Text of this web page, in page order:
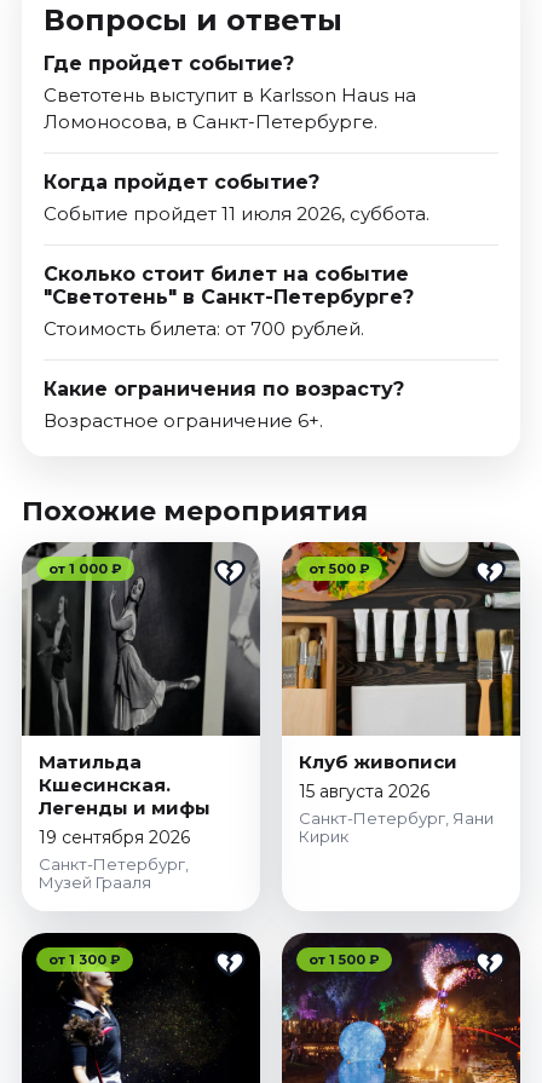
Вопросы и ответы
Где пройдет событие?
Светотень выступит в Karlsson Haus на
Ломоносова, в Санкт-Петербурге.
Когда пройдет событие?
Событие пройдет 11 июля 2026, суббота.
Сколько стоит билет на событие
"Светотень" в Санкт-Петербурге?
Стоимость билета: от 700 рублей.
Какие ограничения по возрасту?
Возрастное ограничение 6+.
Похожие мероприятия
от 1 000 ₽
Матильда
Кшесинская.
Легенды и мифы
19 сентября 2026
Санкт-Петербург,
Музей Грааля
от 500 ₽
Клуб живописи
15 августа 2026
Санкт-Петербург, Яани
Кирик
от 1 300 ₽ от 1 500 ₽